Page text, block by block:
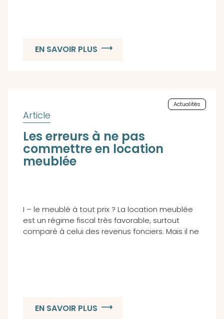
EN SAVOIR PLUS
Actualités
Les erreurs à ne pas
commettre en location
meublée
I – le meublé à tout prix ? La location meublée
est un régime fiscal très favorable, surtout
comparé à celui des revenus fonciers. Mais il ne
EN SAVOIR PLUS